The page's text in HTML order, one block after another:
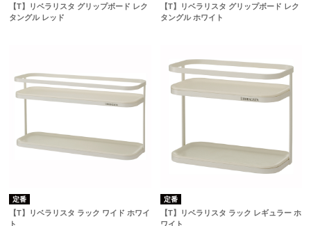
【T】リベラリスタ グリップボード レク
タングル レッド
【T】リベラリスタ グリップボード レク
タングル ホワイト
定番
【T】リベラリスタ ラック ワイド ホワイ
ト
定番
【T】リベラリスタ ラック レギュラー ホ
ワイト